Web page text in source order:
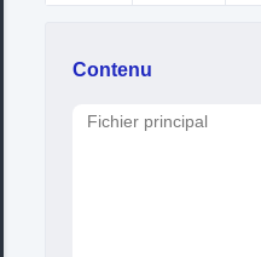
Contenu
Fichier principal